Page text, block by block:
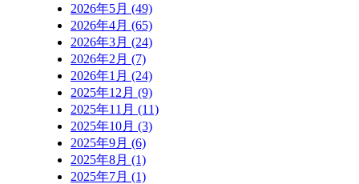
2026年5月 (49)
2026年4月 (65)
2026年3月 (24)
2026年2月 (7)
2026年1月 (24)
2025年12月 (9)
2025年11月 (11)
2025年10月 (3)
2025年9月 (6)
2025年8月 (1)
2025年7月 (1)